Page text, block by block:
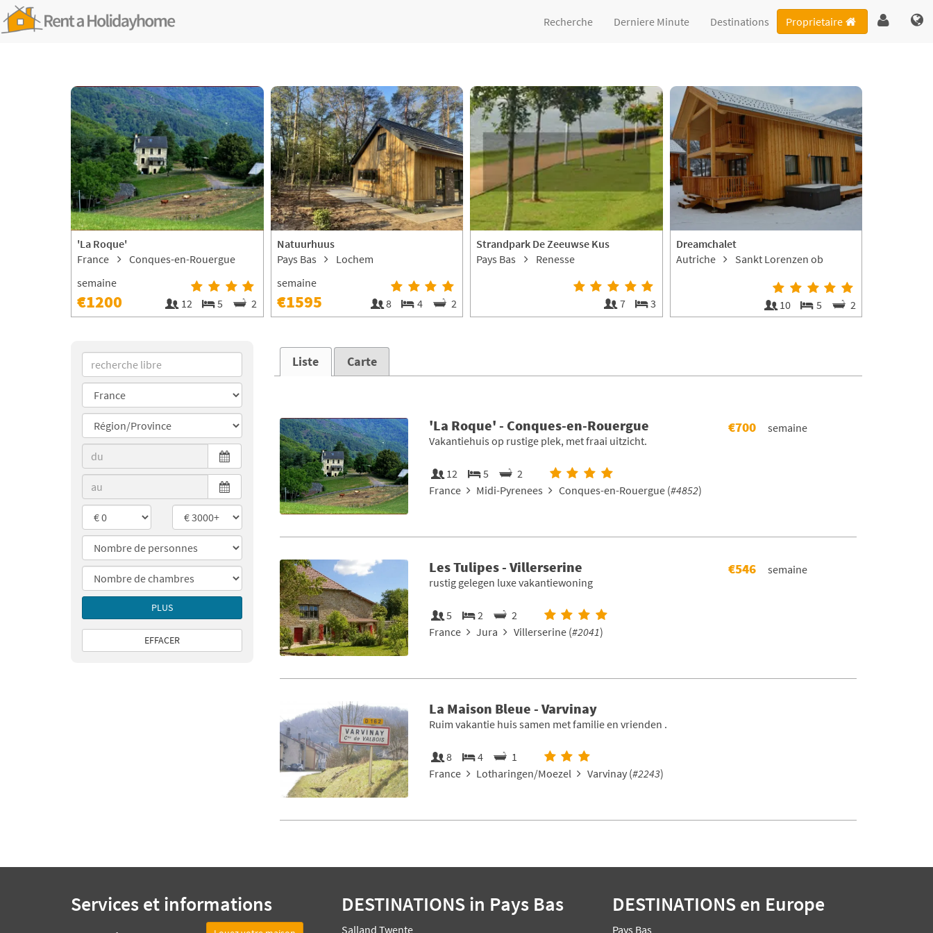
Proprietaire
Recherche Derniere Minute Destinations
'La Roque'
France
Conques-en-Rouergue
semaine
€1200 12 5 2
Natuurhuus
Pays Bas
Lochem
semaine
€1595 8 4 2
Strandpark De Zeeuwse Kus
Pays Bas
Renesse
7 3
Dreamchalet
Autriche
Sankt Lorenzen ob
10 5 2
PLUS
EFFACER
Liste Carte
'La Roque' - Conques-en-Rouergue
Vakantiehuis op rustige plek, met fraai uitzicht.
12 5
2
France
Midi-Pyrenees Conques-en-Rouergue (#4852)
€700 semaine
Les Tulipes - Villerserine
rustig gelegen luxe vakantiewoning
5 2
2
France
Jura Villerserine (#2041)
€546 semaine
La Maison Bleue - Varvinay
Ruim vakantie huis samen met familie en vrienden .
8 4
1
France
Lotharingen/Moezel Varvinay (#2243)
Services et informations DESTINATIONSin Pays Bas
Salland Twente
DESTINATIONSen Europe
Pays Bas